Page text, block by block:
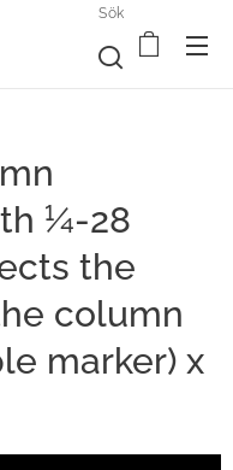
Sök
¼-28
the
column
marker) x